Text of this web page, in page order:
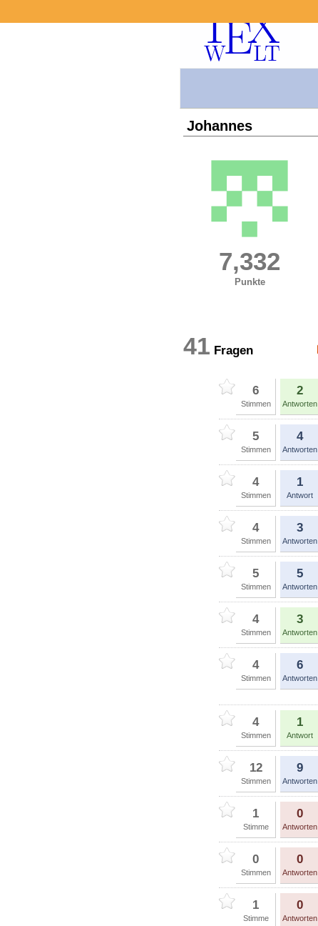
Johannes
7,332
Punkte
41 Fragen
6
Stimmen
2
Antworten
5
Stimmen
4
Antworten
4
Stimmen
1
Antwort
4
Stimmen
3
Antworten
5
Stimmen
5
Antworten
4
Stimmen
3
Antworten
4
Stimmen
6
Antworten
4
Stimmen
1
Antwort
12
Stimmen
9
Antworten
1
Stimme
0
Antworten
0
Stimmen
0
Antworten
1
Stimme
0
Antworten